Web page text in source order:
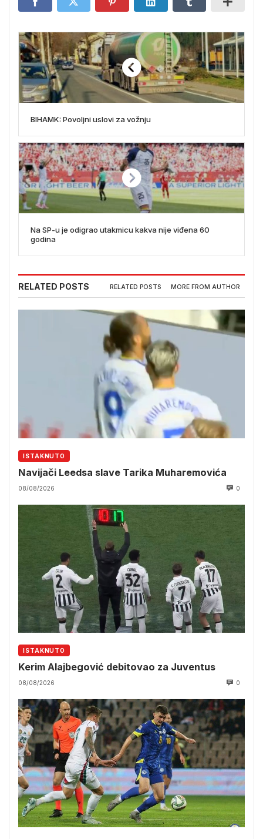
BIHAMK: Povoljni uslovi za vožnju
Na SP-u je odigrao utakmicu kakva nije viđena 60
godina
RELATED POSTS RELATED POSTS MORE FROM AUTHOR
ISTAKNUTO
Navijači Leedsa slave Tarika Muharemovića
08/08/2026 0
ISTAKNUTO
Kerim Alajbegović debitovao za Juventus
08/08/2026 0